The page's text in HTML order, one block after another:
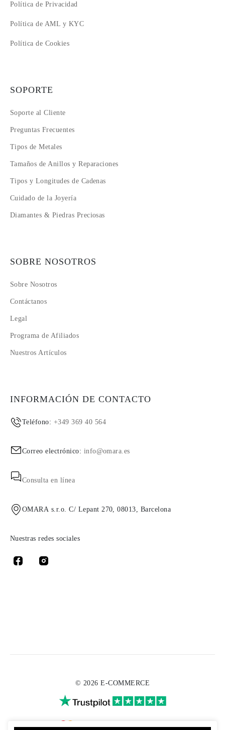
Política de Privacidad
Política de AML y KYC
Política de Cookies
SOPORTE
Soporte al Cliente
Preguntas Frecuentes
Tipos de Metales
Tamaños de Anillos y Reparaciones
Tipos y Longitudes de Cadenas
Cuidado de la Joyería
Diamantes & Piedras Preciosas
SOBRE NOSOTROS
Sobre Nosotros
Contáctanos
Legal
Programa de Afiliados
Nuestros Artículos
INFORMACIÓN DE CONTACTO
Teléfono: +349 369 40 564
Correo electrónico: info@omara.es
Consulta en línea
OMARA s.r.o. C/ Lepant 270, 08013, Barcelona
Nuestras redes sociales
© 2026 E-COMMERCE